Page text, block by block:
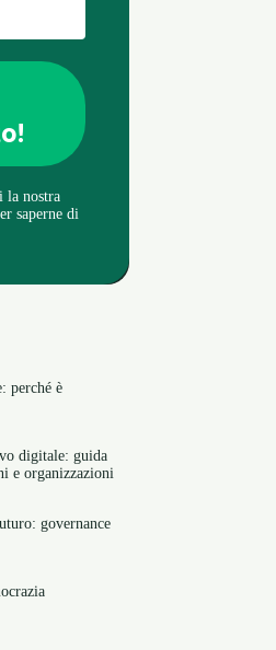
la nostra
saperne di
perché è
digitale: guida
e organizzazioni
governance